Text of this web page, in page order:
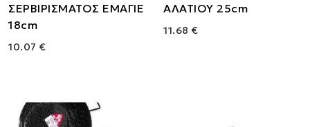
ΣΕΡΒΙΡΙΣΜΑΤΟΣ ΕΜΑΓΙΕ
18cm
10.07 €
ΑΛΑΤΙΟΥ 25cm
11.68 €